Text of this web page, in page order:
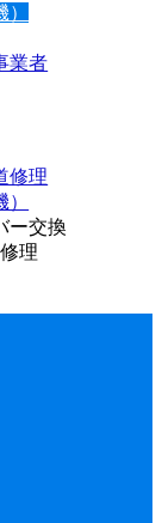
業者
修理
ー交換
理